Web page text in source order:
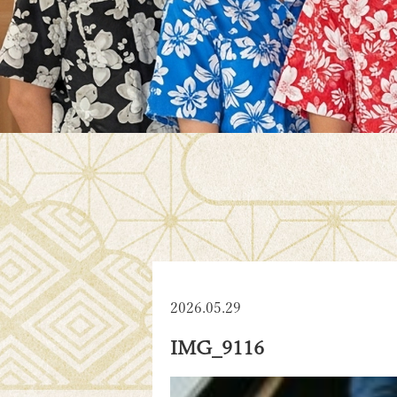
2026.05.29
IMG_9116